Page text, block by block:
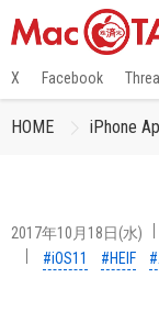
X Facebook
HOME iPhone
2017年10月18日(水)
#iOS11
#HEIF